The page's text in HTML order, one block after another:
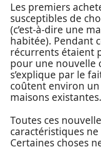
Les premiers
susceptibles de
(c’est-à-dire une
habitée). Pendant
récurrents étaient
pour une nouvelle
s’explique par le
coûtent environ
maisons existantes.
Toutes ces
caractéristiques
Certaines choses